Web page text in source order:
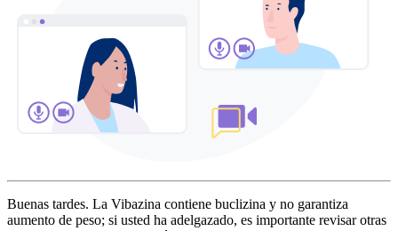
Buenas tardes. La Vibazina contiene buclizina y no garantiza
aumento de peso; si usted ha adelgazado, es importante revisar otras